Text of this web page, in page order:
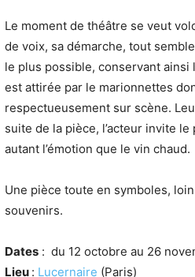
Le moment de théâtre se veut
de voix, sa démarche, tout
le plus possible, conservant
est attirée par le marionnettes
respectueusement sur scène.
suite de la pièce, l’acteur invite
autant l’émotion que le vin chaud.
Une pièce toute en symboles,
souvenirs.
Dates : du 12 octobre au 26
Lieu : Lucernaire (Paris)